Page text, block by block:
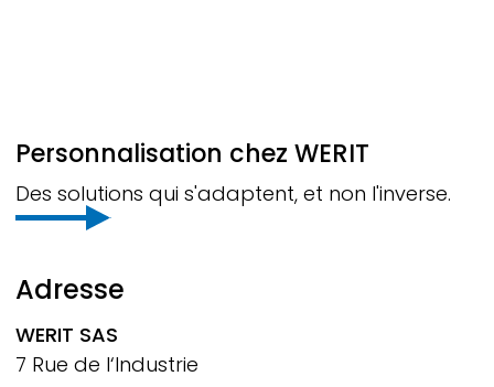
Personnalisation chez WERIT
Des solutions qui s'adaptent, et non l'inverse.
Adresse
WERIT SAS
7 Rue de l‘Industrie